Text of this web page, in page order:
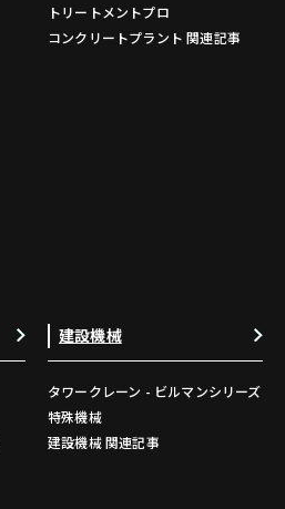
トリートメントプロ
コンクリートプラント 関連記事
建設機械
タワークレーン - ビルマンシリーズ
特殊機械
建設機械 関連記事